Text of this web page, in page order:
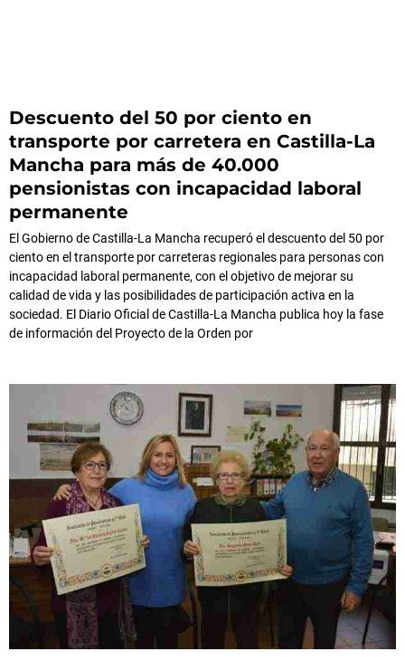
Descuento del 50 por ciento en
transporte por carretera en Castilla-La
Mancha para más de 40.000
pensionistas con incapacidad laboral
permanente
El Gobierno de Castilla-La Mancha recuperó el descuento del 50 por
ciento en el transporte por carreteras regionales para personas con
incapacidad laboral permanente, con el objetivo de mejorar su
calidad de vida y las posibilidades de participación activa en la
sociedad. El Diario Oficial de Castilla-La Mancha publica hoy la fase
de información del Proyecto de la Orden por